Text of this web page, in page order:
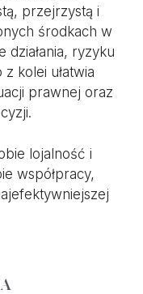
przejrzystą i
środkach w
ryzyku
kolei ułatwia
prawnej oraz
lojalność i
współpracy,